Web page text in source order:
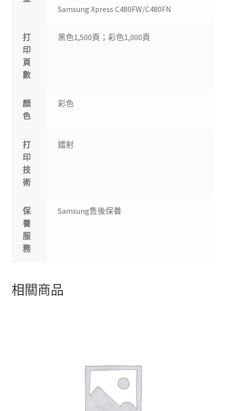
Samsung Xpress C480FW/C480FN
打
印
頁
數
黑色1,500頁；彩色1,000頁
顏
色
彩色
打
印
技
術
鐳射
保
養
服
務
Samsung售後保養
相關商品